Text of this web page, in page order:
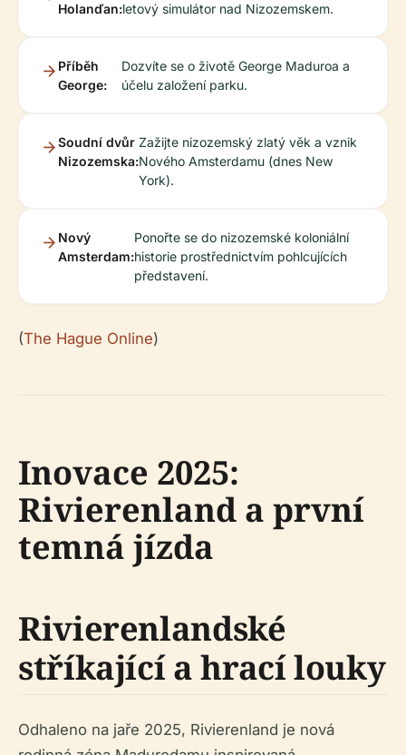
Holanďan:letový simulátor nad Nizozemskem.
Příběh
George:
Dozvíte se o životě George Maduroa a
účelu založení parku.
Soudní dvůr
Nizozemska:
Zažijte nizozemský zlatý věk a vznik
Nového Amsterdamu (dnes New
York).
Nový
Amsterdam:
Ponořte se do nizozemské koloniální
historie prostřednictvím pohlcujících
představení.
(The Hague Online)
Inovace 2025:
Rivierenland a první
temná jízda
Rivierenlandské
stříkající a hrací louky
Odhaleno na jaře 2025, Rivierenland je nová